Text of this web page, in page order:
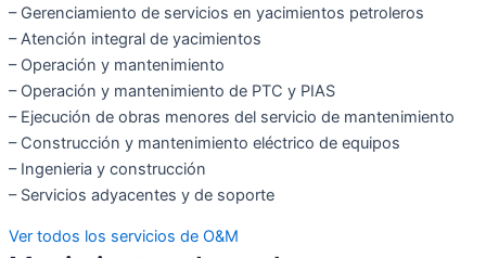
– Gerenciamiento de servicios en yacimientos petroleros
– Atención integral de yacimientos
– Operación y mantenimiento
– Operación y mantenimiento de PTC y PIAS
– Ejecución de obras menores del servicio de mantenimiento
– Construcción y mantenimiento eléctrico de equipos
– Ingenieria y construcción
– Servicios adyacentes y de soporte
Ver todos los servicios de O&M